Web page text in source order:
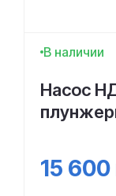
В наличии
Насос
15 600